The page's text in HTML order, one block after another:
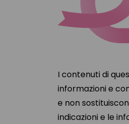
I contenuti di
informazioni e
e non
indicazioni e le